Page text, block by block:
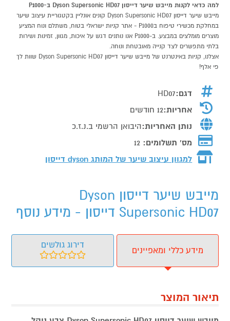
למה כדאי לקנות מייבש שיער דייסון Dyson Supersonic HD07 ב-P1000
מייבש שיער דייסון Dyson Supersonic HD07 קונים אונליין בקטגוריית עיצוב שיער
במחלקת מכשירי טיפוח בP1000 - אתר קניות ישראלי בטוח, משתלם ונוח המציע
מוצרים מומלצים במבצע. ב-P1000 אנו נותנים דגש על איכות, מגוון, זמינות ושירות
בלתי מתפשרים לצד קנייה מאובטחת ונוחה.
אצלנו, קניות באינטרנט של מייבש שיער דייסון Dyson Supersonic HD07 שוות לך
פי אלף!
דגם:HD07
אחריות:12 חודשים
נותן האחריות:היבואן הרשמי ב.נ.ז.כ
מס' תשלומים: 12
למגוון עיצוב שיער של המותג dyson דייסון
מייבש שיער דייסון Dyson
Supersonic HD07 דייסון - מידע נוסף
מידע כללי ומאפיינים
דירוג גולשים
תיאור המוצר